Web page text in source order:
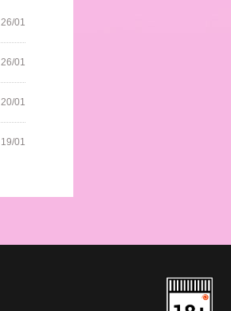
26/01
26/01
20/01
19/01